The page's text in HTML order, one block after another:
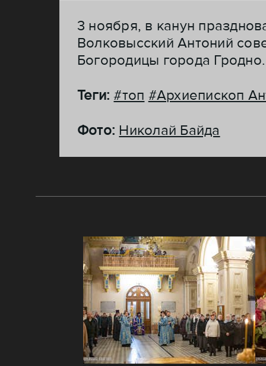
3 ноября, в канун
Волковысский Антоний
Богородицы города Гродно.
Теги:#топ #Архиепископ
Фото: Николай Байда